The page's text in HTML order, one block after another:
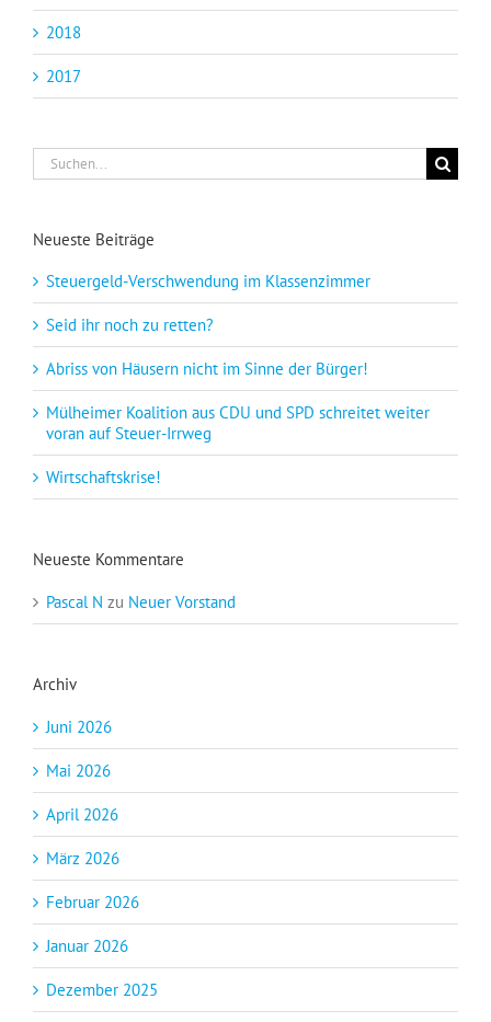
2018
2017
Suche
nach:
Neueste Beiträge
Steuergeld-Verschwendung im Klassenzimmer
Seid ihr noch zu retten?
Abriss von Häusern nicht im Sinne der Bürger!
Mülheimer Koalition aus CDU und SPD schreitet weiter
voran auf Steuer-Irrweg
Wirtschaftskrise!
Neueste Kommentare
Pascal N zu Neuer Vorstand
Archiv
Juni 2026
Mai 2026
April 2026
März 2026
Februar 2026
Januar 2026
Dezember 2025